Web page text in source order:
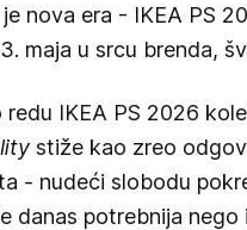
nova era - IKEA PS
maja u srcu brenda,
redu IKEA PS 2026
stiže kao zreo
- nudeći slobodu
danas potrebnija